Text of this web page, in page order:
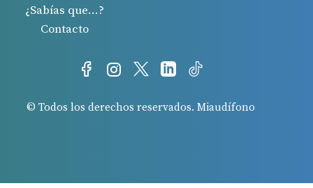
© Todos los derechos reservados. Miaudífono
¿Sabías que…?
Contacto